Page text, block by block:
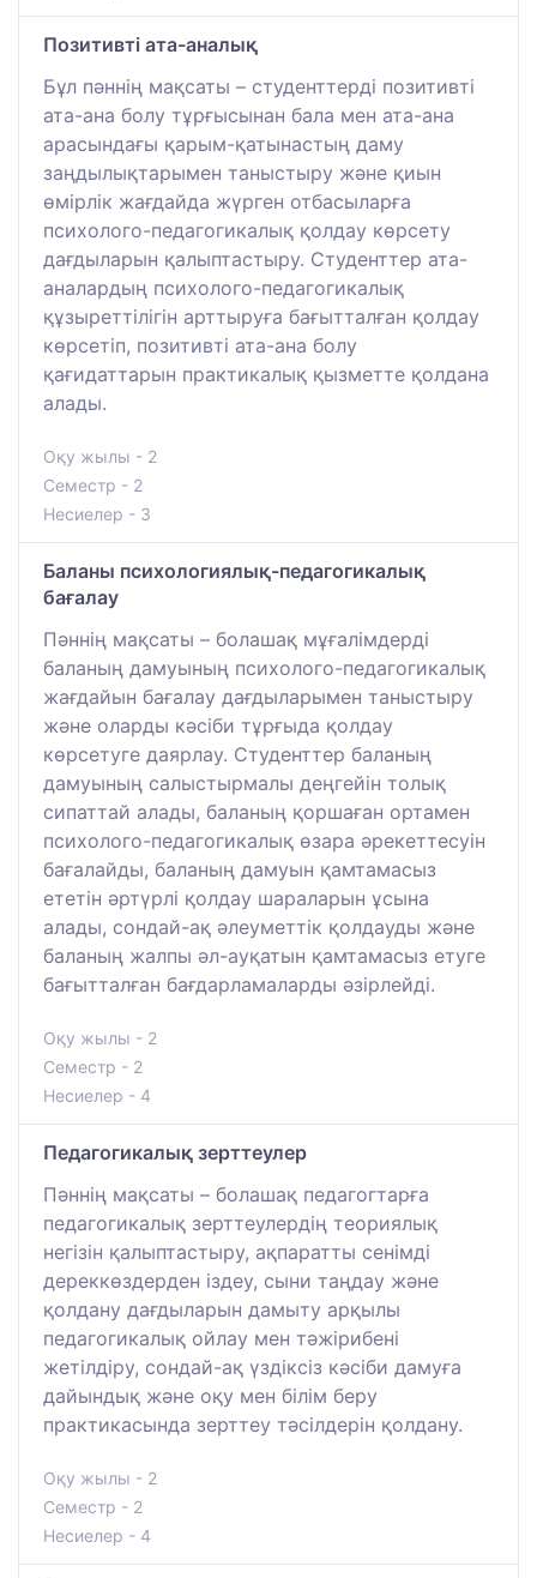
Позитивті ата-аналық
Бұл пәннің мақсаты – студенттерді позитивті
ата-ана болу тұрғысынан бала мен ата-ана
арасындағы қарым-қатынастың даму
заңдылықтарымен таныстыру және қиын
өмірлік жағдайда жүрген отбасыларға
психолого-педагогикалық қолдау көрсету
дағдыларын қалыптастыру. Студенттер ата-
аналардың психолого-педагогикалық
құзыреттілігін арттыруға бағытталған қолдау
көрсетіп, позитивті ата-ана болу
қағидаттарын практикалық қызметте қолдана
алады.
Оқу жылы - 2
Семестр - 2
Несиелер - 3
Баланы психологиялық-педагогикалық
бағалау
Пәннің мақсаты – болашақ мұғалімдерді
баланың дамуының психолого-педагогикалық
жағдайын бағалау дағдыларымен таныстыру
және оларды кәсіби тұрғыда қолдау
көрсетуге даярлау. Студенттер баланың
дамуының салыстырмалы деңгейін толық
сипаттай алады, баланың қоршаған ортамен
психолого-педагогикалық өзара әрекеттесуін
бағалайды, баланың дамуын қамтамасыз
ететін әртүрлі қолдау шараларын ұсына
алады, сондай-ақ әлеуметтік қолдауды және
баланың жалпы әл-ауқатын қамтамасыз етуге
бағытталған бағдарламаларды әзірлейді.
Оқу жылы - 2
Семестр - 2
Несиелер - 4
Педагогикалық зерттеулер
Пәннің мақсаты – болашақ педагогтарға
педагогикалық зерттеулердің теориялық
негізін қалыптастыру, ақпаратты сенімді
дереккөздерден іздеу, сыни таңдау және
қолдану дағдыларын дамыту арқылы
педагогикалық ойлау мен тәжірибені
жетілдіру, сондай-ақ үздіксіз кәсіби дамуға
дайындық және оқу мен білім беру
практикасында зерттеу тәсілдерін қолдану.
Оқу жылы - 2
Семестр - 2
Несиелер - 4